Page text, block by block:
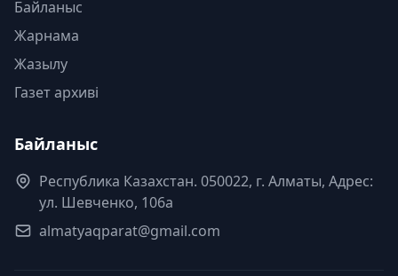
Байланыс
Жарнама
Жазылу
Газет архиві
Байланыс
Республика Казахстан. 050022, г. Алматы, Адрес:
ул. Шевченко, 106а
almatyaqparat@gmail.com